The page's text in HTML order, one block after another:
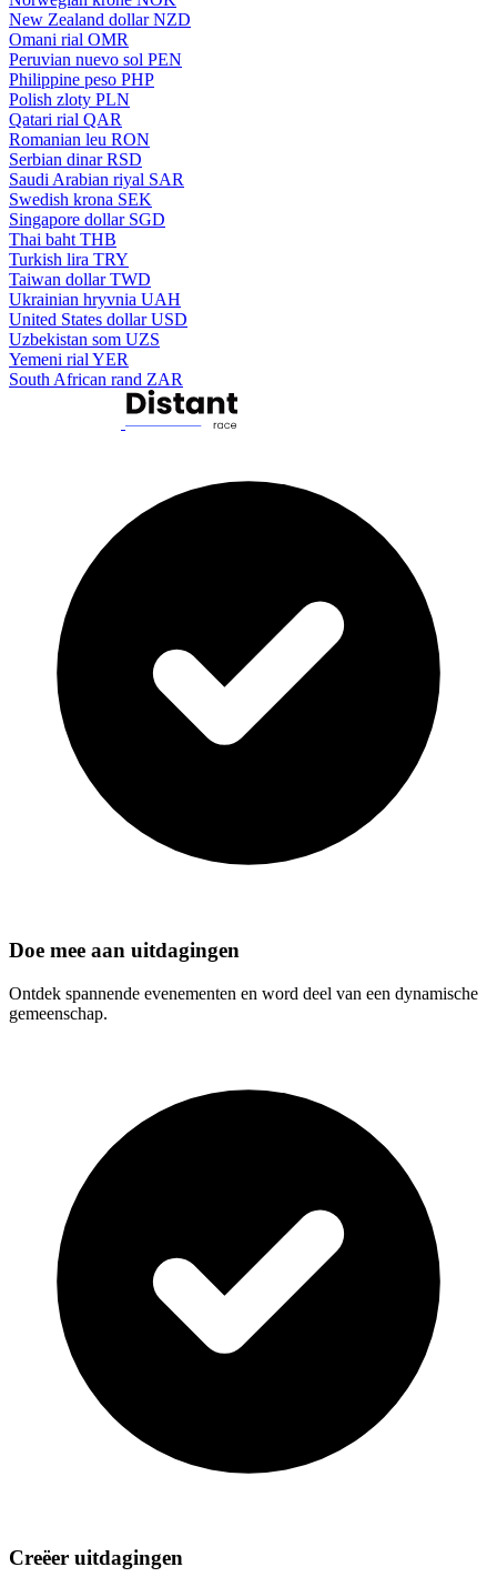
New Zealand dollar NZD
Omani rial OMR
Peruvian nuevo sol PEN
Philippine peso PHP
Polish zloty PLN
Qatari rial QAR
Romanian leu RON
Serbian dinar RSD
Saudi Arabian riyal SAR
Swedish krona SEK
Singapore dollar SGD
Thai baht THB
Turkish lira TRY
Taiwan dollar TWD
Ukrainian hryvnia UAH
United States dollar USD
Uzbekistan som UZS
Yemeni rial YER
South African rand ZAR
Doe mee aan uitdagingen
Ontdek spannende evenementen en word deel van een dynamische
gemeenschap.
Creëer uitdagingen